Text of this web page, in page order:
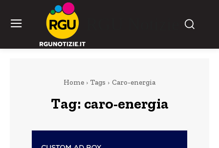
Home Tags Caro-energia
Tag: caro-energia